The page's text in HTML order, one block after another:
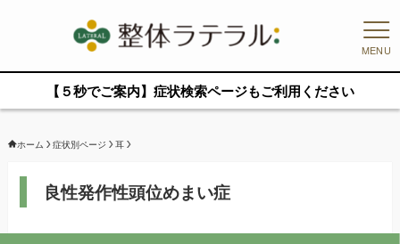
MENU
【５秒でご案内】症状検索ページもご利用ください
ホーム 症状別ページ 耳
良性発作性頭位めまい症